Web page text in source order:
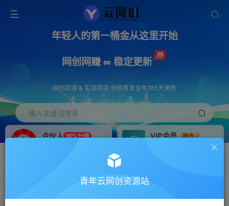
年轻人的第一桶金从这里开始
网创网赚 ∞ 稳定更新
网创资源 & 实战项目 全网首发全年365天更新
输入关键词搜索
合伙人 90%分佣
VIP会员
抢先
搭建同款网站，自己当老板
青年云网创资源站